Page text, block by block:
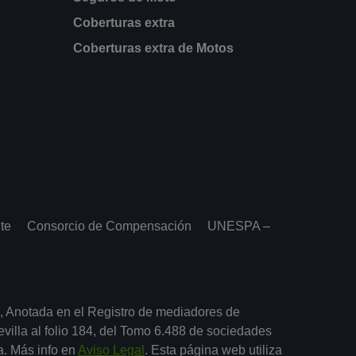
Coberturas extra
Coberturas extra de Motos
Consorcio de Compensación
UNESPA –
, Anotada en el Registro de mediadores de
al folio 184, del Tomo 6.488 de sociedades
Más info en Aviso Legal . Esta página web utiliza